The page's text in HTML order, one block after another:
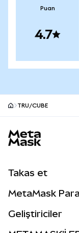
Puan
4.7
TRU/CUBE
Takas et
Perps
MetaMask Para
Geliştiriciler